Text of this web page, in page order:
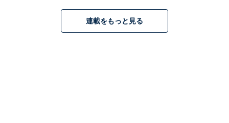
連載をもっと見る